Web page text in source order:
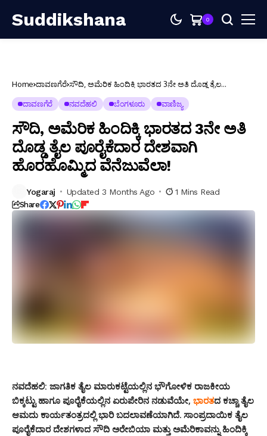
Suddikshana 0
Home ದಾವಣಗೆರೆ ಸೌದಿ, ಅಮೆರಿಕ ಹಿಂದಿಕ್ಕಿ ಭಾರತದ 3ನೇ ಅತಿ ದೊಡ್ಡ ತೈಲ
ದಾವಣಗೆರೆ ನವದೆಹಲಿ ಬೆಂಗಳೂರು ವಾಣಿಜ್ಯ
ಸೌದಿ, ಅಮೆರಿಕ ಹಿಂದಿಕ್ಕಿ ಭಾರತದ 3ನೇ ಅತಿ
ದೊಡ್ಡ ತೈಲ ಪೂರೈಕೆದಾರ ದೇಶವಾಗಿ
ಹೊರಹೊಮ್ಮಿದ ವೆನೆಜುವೆಲಾ!
Yogaraj Updated 3 Months Ago 1 Mins Read
Share
ನವದೆಹಲಿ: ಜಾಗತಿಕ ತೈಲ ಮಾರುಕಟ್ಟೆಯಲ್ಲಿನ ಭೌಗೋಳಿಕ ರಾಜಕೀಯ
ಬಿಕ್ಕಟ್ಟು ಹಾಗೂ ಪೂರೈಕೆಯಲ್ಲಿನ ಏರುಪೇರಿನ ನಡುವೆಯೇ, ಭಾರತದ ಕಚ್ಚಾ ತೈಲ
ಆಮದು ಕಾರ್ಯತಂತ್ರದಲ್ಲಿ ಭಾರಿ ಬದಲಾವಣೆಯಾಗಿದೆ. ಸಾಂಪ್ರದಾಯಿಕ ತೈಲ
ಪೂರೈಕೆದಾರ ದೇಶಗಳಾದ ಸೌದಿ ಅರೇಬಿಯಾ ಮತ್ತು ಅಮೆರಿಕಾವನ್ನು ಹಿಂದಿಕ್ಕಿ